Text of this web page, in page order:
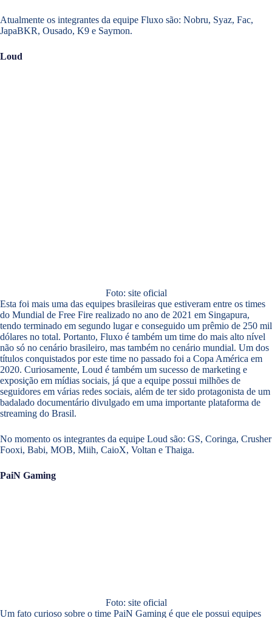
Atualmente os integrantes da equipe Fluxo são: Nobru, Syaz, Fac,
JapaBKR, Ousado, K9 e Saymon.
Loud
Foto: site oficial
Esta foi mais uma das equipes brasileiras que estiveram entre os times
do Mundial de Free Fire realizado no ano de 2021 em Singapura,
tendo terminado em segundo lugar e conseguido um prêmio de 250 mil
dólares no total. Portanto, Fluxo é também um time do mais alto nível
não só no cenário brasileiro, mas também no cenário mundial. Um dos
títulos conquistados por este time no passado foi a Copa América em
2020. Curiosamente, Loud é também um sucesso de marketing e
exposição em mídias sociais, já que a equipe possui milhões de
seguidores em várias redes sociais, além de ter sido protagonista de um
badalado documentário divulgado em uma importante plataforma de
streaming do Brasil.
No momento os integrantes da equipe Loud são: GS, Coringa, Crusher
Fooxi, Babi, MOB, Miih, CaioX, Voltan e Thaiga.
PaiN Gaming
Foto: site oficial
Um fato curioso sobre o time PaiN Gaming é que ele possui equipes